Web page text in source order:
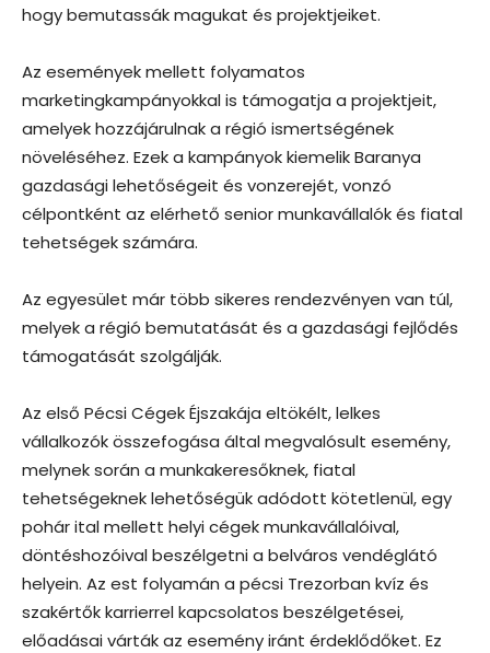
hogy bemutassák magukat és projektjeiket.
Az események mellett folyamatos
marketingkampányokkal is támogatja a projektjeit,
amelyek hozzájárulnak a régió ismertségének
növeléséhez. Ezek a kampányok kiemelik Baranya
gazdasági lehetőségeit és vonzerejét, vonzó
célpontként az elérhető senior munkavállalók és fiatal
tehetségek számára.
Az egyesület már több sikeres rendezvényen van túl,
melyek a régió bemutatását és a gazdasági fejlődés
támogatását szolgálják.
Az első Pécsi Cégek Éjszakája eltökélt, lelkes
vállalkozók összefogása által megvalósult esemény,
melynek során a munkakeresőknek, fiatal
tehetségeknek lehetőségük adódott kötetlenül, egy
pohár ital mellett helyi cégek munkavállalóival,
döntéshozóival beszélgetni a belváros vendéglátó
helyein. Az est folyamán a pécsi Trezorban kvíz és
szakértők karrierrel kapcsolatos beszélgetései,
előadásai várták az esemény iránt érdeklődőket. Ez